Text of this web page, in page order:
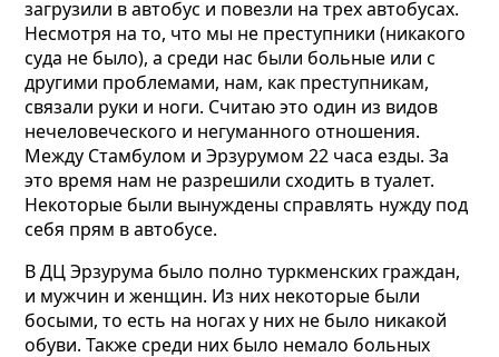
загрузили в автобус и повезли на трех автобусах.
Несмотря на то, что мы не преступники (никакого
суда не было), а среди нас были больные или с
другими проблемами, нам, как преступникам,
связали руки и ноги. Считаю это один из видов
нечеловеческого и негуманного отношения.
Между Стамбулом и Эрзурумом 22 часа езды. За
это время нам не разрешили сходить в туалет.
Некоторые были вынуждены справлять нужду под
себя прям в автобусе.
В ДЦ Эрзурума было полно туркменских граждан,
и мужчин и женщин. Из них некоторые были
босыми, то есть на ногах у них не было никакой
обуви. Также среди них было немало больных